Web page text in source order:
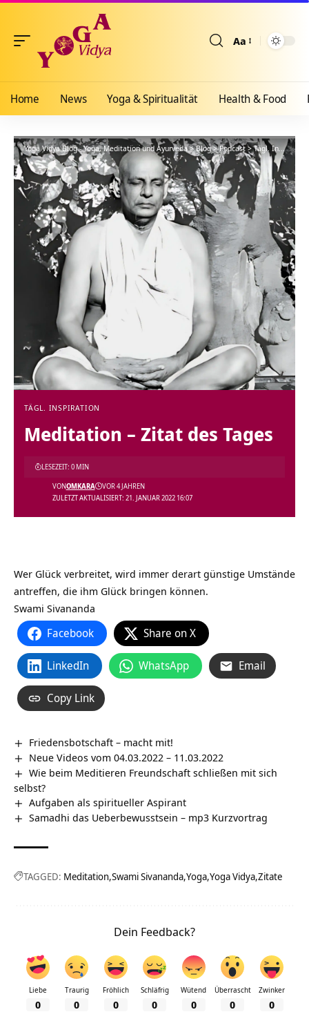
Aa
Home News Yoga & Spiritualität Health & Food
Yoga Vidya Blog - Yoga, Meditation und Ayurveda>Blog>Podcast>Tägl. Inspiration
TÄGL. INSPIRATION
Meditation – Zitat des Tages
ZULETZT AKTUALISIERT: 21. JANUAR 2022 16:07
VONOMKARA VOR 4 JAHREN
LESEZEIT: 0 MIN
Wer Glück verbreitet, wird immer derart günstige Umstände
antreffen, die ihm Glück bringen können.
Swami Sivananda
Facebook Share on X
LinkedIn WhatsApp Email
Copy Link
Friedensbotschaft – macht mit!
Neue Videos vom 04.03.2022 – 11.03.2022
Wie beim Meditieren Freundschaft schließen mit sich
selbst?
Aufgaben als spiritueller Aspirant
Samadhi das Ueberbewusstsein – mp3 Kurzvortrag
TAGGED: Meditation Swami Sivananda Yoga Yoga Vidya Zitate
Dein Feedback?
Liebe
0
Traurig
0
Fröhlich
0
Schläfrig
0
Wütend
0
Überrascht
0
Zwinker
0